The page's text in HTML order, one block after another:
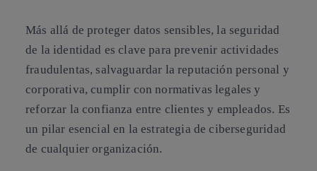
Más allá de proteger datos sensibles, la seguridad
de la identidad es clave para prevenir actividades
fraudulentas, salvaguardar la reputación personal y
corporativa, cumplir con normativas legales y
reforzar la confianza entre clientes y empleados. Es
un pilar esencial en la estrategia de ciberseguridad
de cualquier organización.